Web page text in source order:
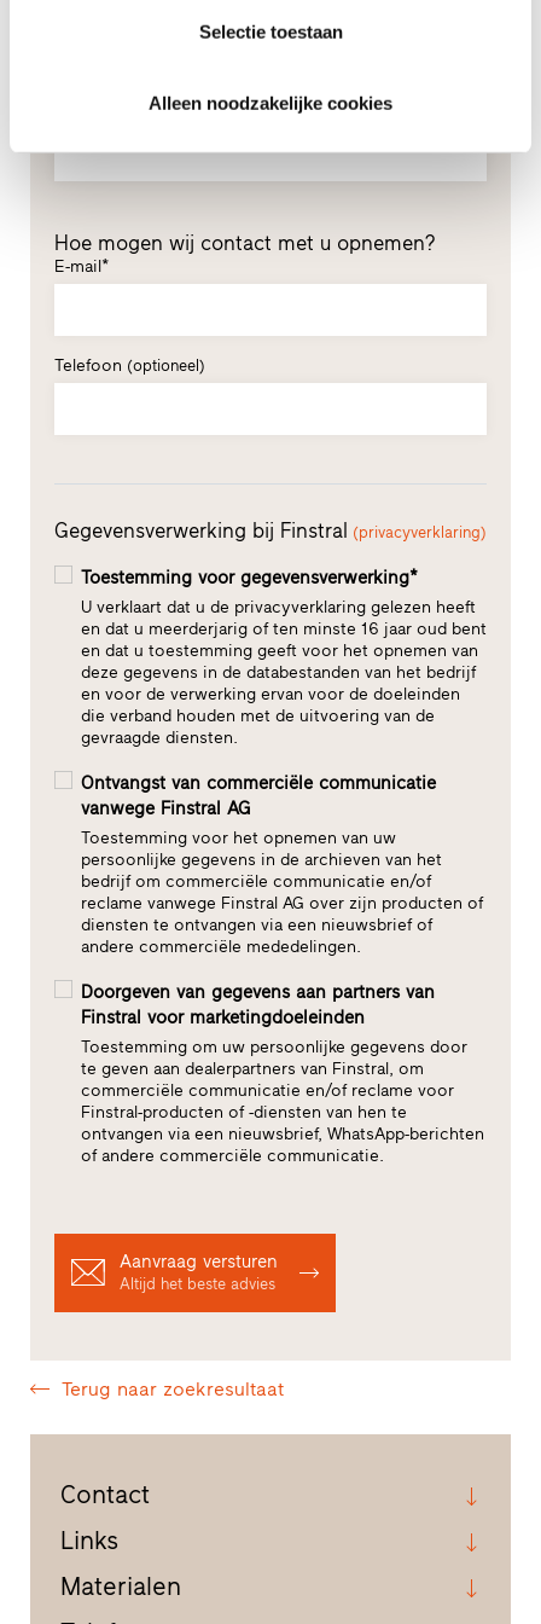
Selectie toestaan
Alleen noodzakelijke cookies
Achternaam*
Hoe mogen wij contact met u opnemen?
E-mail*
Telefoon (optioneel)
Gegevensverwerking bij Finstral (privacyverklaring)
Toestemming voor gegevensverwerking*
U verklaart dat u de privacyverklaring gelezen heeft
en dat u meerderjarig of ten minste 16 jaar oud bent
en dat u toestemming geeft voor het opnemen van
deze gegevens in de databestanden van het bedrijf
en voor de verwerking ervan voor de doeleinden
die verband houden met de uitvoering van de
gevraagde diensten.
Ontvangst van commerciële communicatie
vanwege Finstral AG
Toestemming voor het opnemen van uw
persoonlijke gegevens in de archieven van het
bedrijf om commerciële communicatie en/of
reclame vanwege Finstral AG over zijn producten of
diensten te ontvangen via een nieuwsbrief of
andere commerciële mededelingen.
Doorgeven van gegevens aan partners van
Finstral voor marketingdoeleinden
Toestemming om uw persoonlijke gegevens door
te geven aan dealerpartners van Finstral, om
commerciële communicatie en/of reclame voor
Finstral-producten of -diensten van hen te
ontvangen via een nieuwsbrief, WhatsApp-berichten
of andere commerciële communicatie.
Aanvraag versturen
Altijd het beste advies
Terug naar zoekresultaat
Contact
Links
Materialen